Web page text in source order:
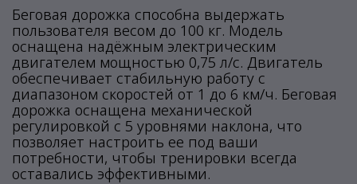
Беговая дорожка способна выдержать
пользователя весом до 100 кг. Модель
оснащена надёжным электрическим
двигателем мощностью 0,75 л/с. Двигатель
обеспечивает стабильную работу с
диапазоном скоростей от 1 до 6 км/ч. Беговая
дорожка оснащена механической
регулировкой с 5 уровнями наклона, что
позволяет настроить ее под ваши
потребности, чтобы тренировки всегда
оставались эффективными.